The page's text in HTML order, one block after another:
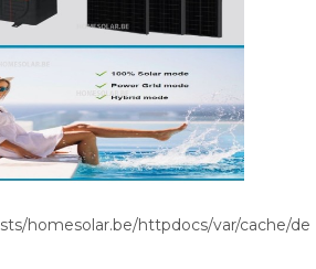
homesolar.be/httpdocs/var/cache/